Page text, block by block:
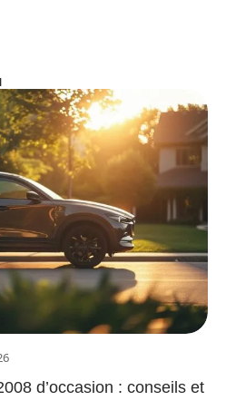
d’occasion : conseils et